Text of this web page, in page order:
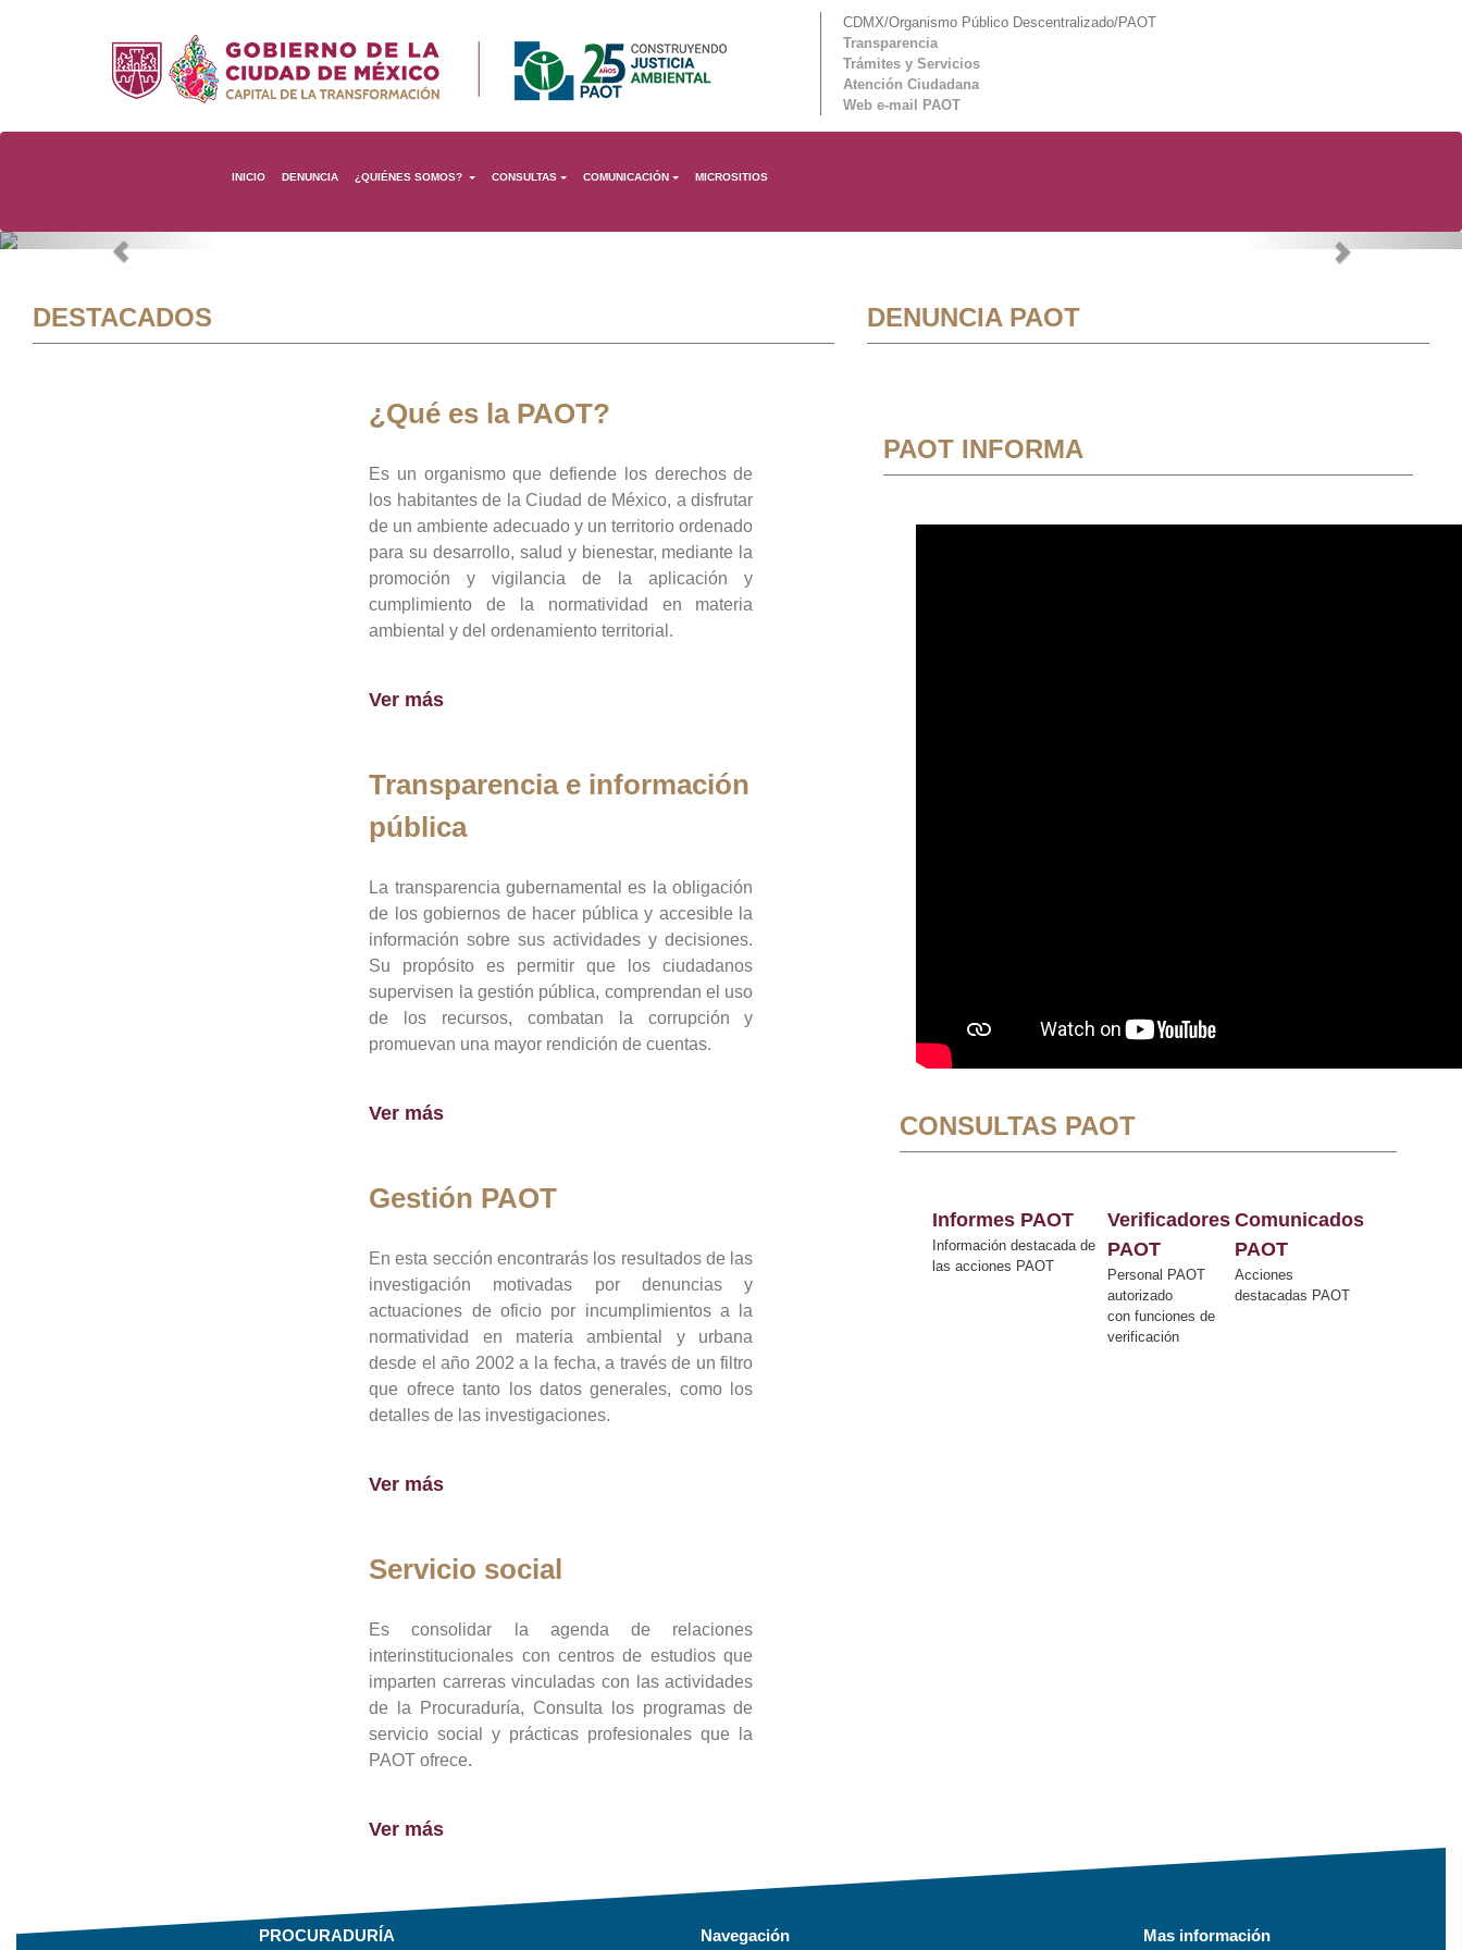
CDMX/Organismo Público Descentralizado/PAOT
Transparencia
Trámites y Servicios
Atención Ciudadana
Web e-mail PAOT
INICIO DENUNCIA ¿QUIÉNES SOMOS? CONSULTAS COMUNICACIÓN MICROSITIOS
Previous Next
DESTACADOS
¿Qué es la PAOT?
Es un organismo que defiende los derechos de
los habitantes de la Ciudad de México, a disfrutar
de un ambiente adecuado y un territorio ordenado
para su desarrollo, salud y bienestar, mediante la
promoción y vigilancia de la aplicación y
cumplimiento de la normatividad en materia
ambiental y del ordenamiento territorial.
Ver más
Transparencia e información
pública
La transparencia gubernamental es la obligación
de los gobiernos de hacer pública y accesible la
información sobre sus actividades y decisiones.
Su propósito es permitir que los ciudadanos
supervisen la gestión pública, comprendan el uso
de los recursos, combatan la corrupción y
promuevan una mayor rendición de cuentas.
Ver más
Gestión PAOT
En esta sección encontrarás los resultados de las
investigación motivadas por denuncias y
actuaciones de oficio por incumplimientos a la
normatividad en materia ambiental y urbana
desde el año 2002 a la fecha, a través de un filtro
que ofrece tanto los datos generales, como los
detalles de las investigaciones.
Ver más
Servicio social
Es consolidar la agenda de relaciones
interinstitucionales con centros de estudios que
imparten carreras vinculadas con las actividades
de la Procuraduría, Consulta los programas de
servicio social y prácticas profesionales que la
PAOT ofrece.
Ver más
DENUNCIA PAOT
PAOT INFORMA
CONSULTAS PAOT
Informes PAOT
Información destacada de
las acciones PAOT
Verificadores
PAOT
Personal PAOT
autorizado
con funciones de
verificación
Comunicados
PAOT
Acciones
destacadas PAOT
PROCURADURÍA Navegación Mas información